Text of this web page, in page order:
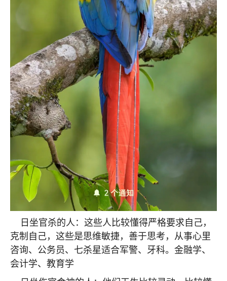
日坐官杀的人：这些人比较懂得严格要求自己，
克制自己，这些是思维敏捷，善于思考，从事心里
咨询、公务员、七杀星适合军警、牙科。金融学、
会计学、教育学